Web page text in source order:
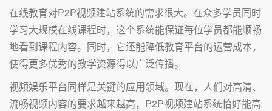
在线教育对P2P视频建站系统的需求很大。在众多学员同时
学习大规模在线课程时，这个系统能保证每位学员都能顺畅
地看到课程内容。同时，它还能降低教育平台的运营成本，
使得更多优秀的教学资源得以广泛传播。
视频娱乐平台同样是关键的应用领域。现在，人们对高清、
流畅视频内容的要求越来越高，P2P视频建站系统恰好能高